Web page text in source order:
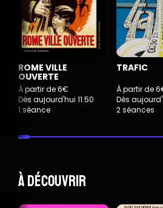
ROME VILLE
OUVERTE
À partir de 6€
Dès aujourd'hui 11:50
1 séance
TRAFIC
À partir de
Dès
2 séances
À découvrir